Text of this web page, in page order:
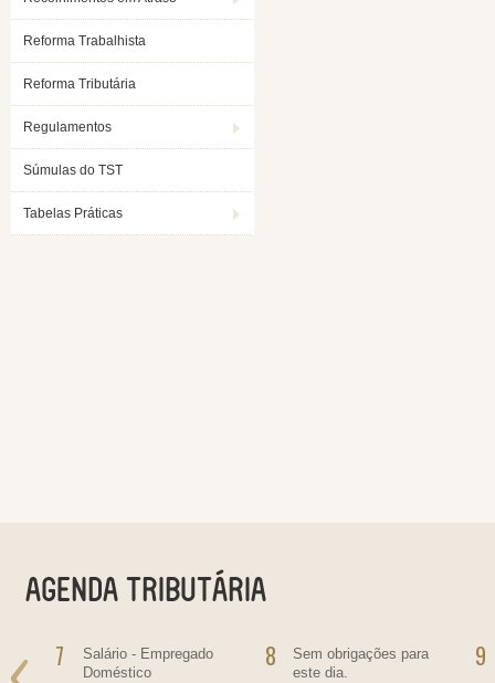
Reforma Trabalhista
Reforma Tributária
Regulamentos
Súmulas do TST
Tabelas Práticas
7
Salário - Empregado
Doméstico
8
Sem obrigações para
este dia.
9